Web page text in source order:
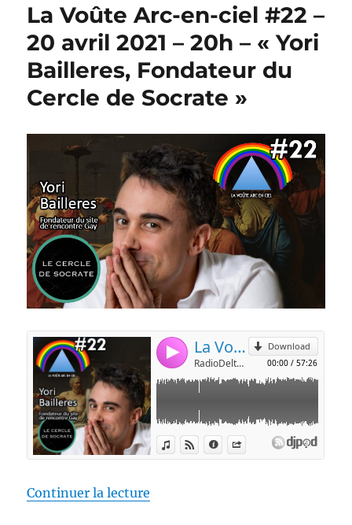
La Voûte Arc-en-ciel #22 –
20 avril 2021 – 20h – « Yori
Bailleres, Fondateur du
Cercle de Socrate »
Continuer la lecture